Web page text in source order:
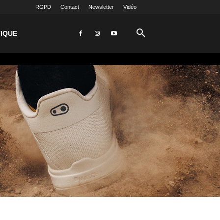
RGPD Contact Newsletter Vidéo